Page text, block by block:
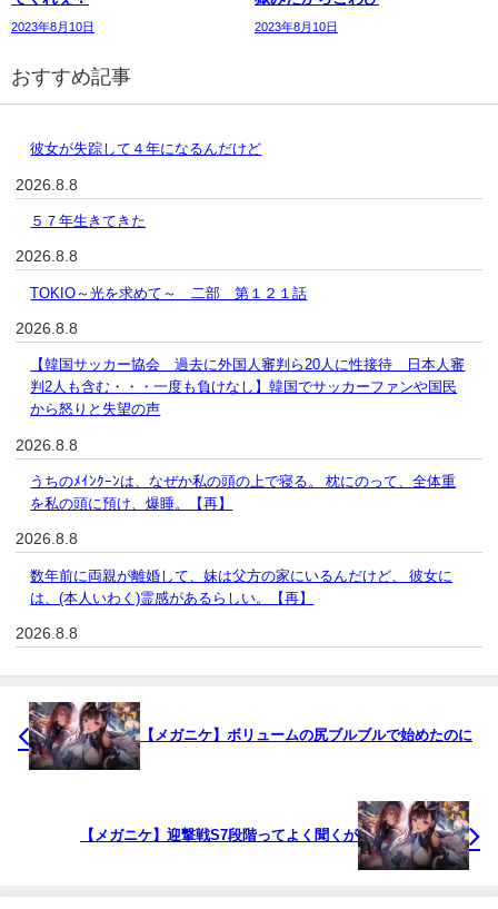
2023年8月10日 2023年8月10日
おすすめ記事
彼女が失踪して４年になるんだけど
2026.8.8
５７年生きてきた
2026.8.8
TOKIO～光を求めて～ 二部 第１２１話
2026.8.8
【韓国サッカー協会 過去に外国人審判ら20人に性接待 日本人審
判2人も含む・・・一度も負けなし】韓国でサッカーファンや国民
から怒りと失望の声
2026.8.8
うちのﾒｲﾝｸｰﾝは、なぜか私の頭の上で寝る。 枕にのって、全体重
を私の頭に預け、爆睡。【再】
2026.8.8
数年前に両親が離婚して、妹は父方の家にいるんだけど、 彼女に
は、(本人いわく)霊感があるらしい。【再】
2026.8.8
【メガニケ】ボリュームの尻ブルブルで始めたのに
【メガニケ】迎撃戦S7段階ってよく聞くが